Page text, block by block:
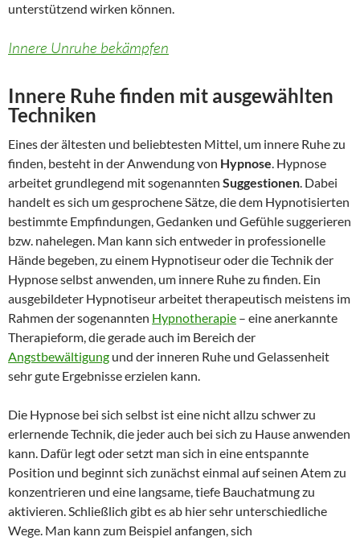
unterstützend wirken können.
Innere Unruhe bekämpfen
Innere Ruhe finden mit ausgewählten
Techniken
Eines der ältesten und beliebtesten Mittel, um innere Ruhe zu
finden, besteht in der Anwendung von Hypnose. Hypnose
arbeitet grundlegend mit sogenannten Suggestionen. Dabei
handelt es sich um gesprochene Sätze, die dem Hypnotisierten
bestimmte Empfindungen, Gedanken und Gefühle suggerieren
bzw. nahelegen. Man kann sich entweder in professionelle
Hände begeben, zu einem Hypnotiseur oder die Technik der
Hypnose selbst anwenden, um innere Ruhe zu finden. Ein
ausgebildeter Hypnotiseur arbeitet therapeutisch meistens im
Rahmen der sogenannten Hypnotherapie – eine anerkannte
Therapieform, die gerade auch im Bereich der
Angstbewältigung und der inneren Ruhe und Gelassenheit
sehr gute Ergebnisse erzielen kann.
Die Hypnose bei sich selbst ist eine nicht allzu schwer zu
erlernende Technik, die jeder auch bei sich zu Hause anwenden
kann. Dafür legt oder setzt man sich in eine entspannte
Position und beginnt sich zunächst einmal auf seinen Atem zu
konzentrieren und eine langsame, tiefe Bauchatmung zu
aktivieren. Schließlich gibt es ab hier sehr unterschiedliche
Wege. Man kann zum Beispiel anfangen, sich